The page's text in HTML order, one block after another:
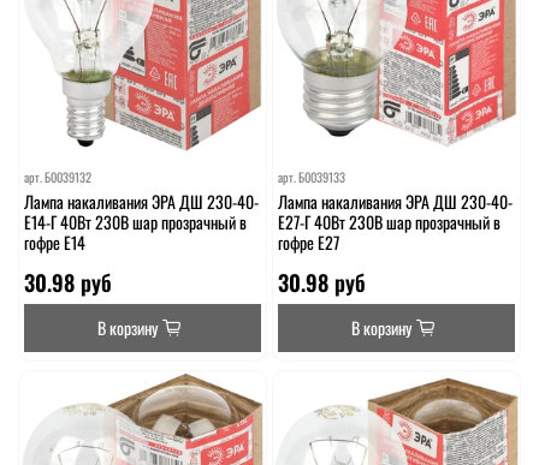
арт.Б0039132
Лампа накаливания ЭРА ДШ 230-40-
E14-Г 40Вт 230В шар прозрачный в
гофре E14
30.98 руб
В корзину
арт. Б0039133
Лампа накаливания ЭРА ДШ 230-40-
E27-Г 40Вт 230В шар прозрачный в
гофре E27
30.98 руб
В корзину